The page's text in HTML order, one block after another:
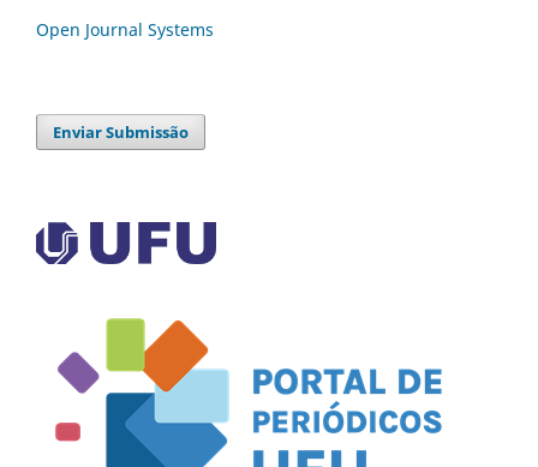
Open Journal Systems
Enviar Submissão